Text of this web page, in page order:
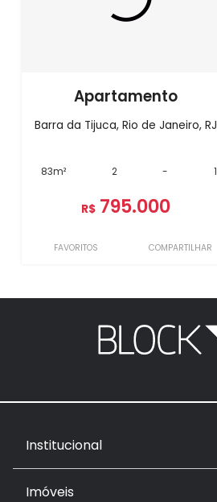
Apartamento
Barra da Tijuca, Rio de Janeiro, RJ
83m² 2 - 1
R$ 795.000
FAVORITOS COMPARTILHAR
Institucional
Imóveis